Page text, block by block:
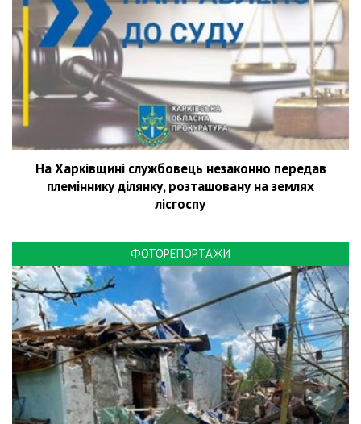
На Харківщині службовець незаконно передав
племіннику ділянку, розташовану на землях
лісгоспу
ФОТОРЕПОРТАЖИ